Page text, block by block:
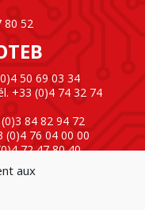
aux
80 52
50 69 03 34
+33 (0)4 74 32 74
84 82 94 72
(0)4 76 04 00 00
72 47 80 40